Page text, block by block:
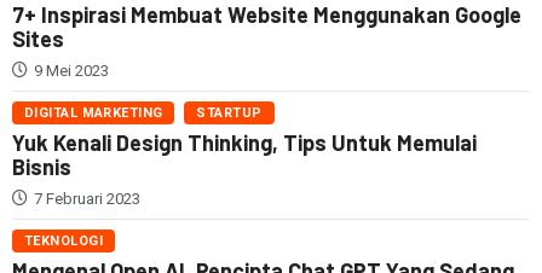
7+ Inspirasi Membuat Website Menggunakan Google
Sites
9 Mei 2023
DIGITAL MARKETING STARTUP
Yuk Kenali Design Thinking, Tips Untuk Memulai
Bisnis
7 Februari 2023
TEKNOLOGI